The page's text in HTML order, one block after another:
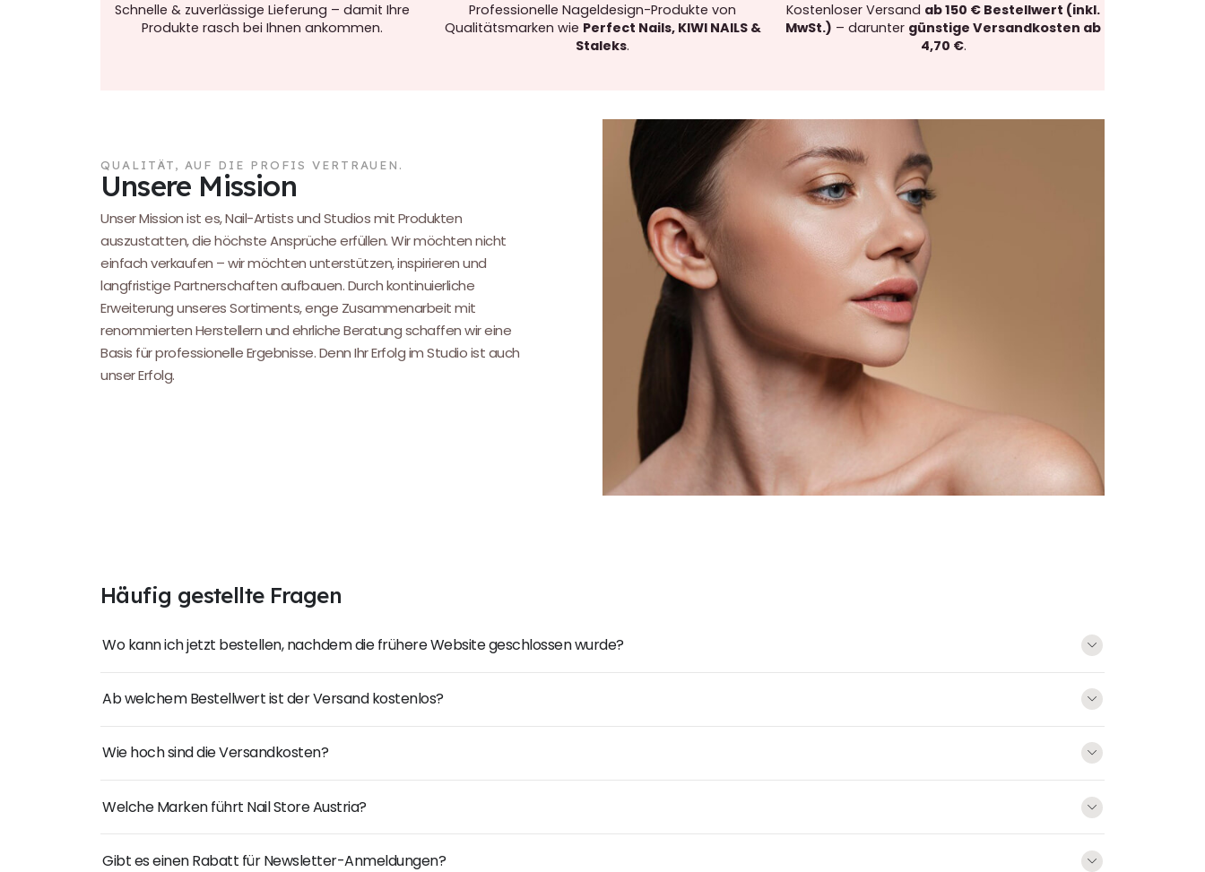
Schnelle & zuverlässige Lieferung – damit Ihre
Produkte rasch bei Ihnen ankommen.
Professionelle Nageldesign-Produkte von
Qualitätsmarken wie Perfect Nails, KIWI NAILS &
Staleks.
Kostenloser Versand ab 150 € Bestellwert (inkl.
MwSt.) – darunter günstige Versandkosten ab
4,70 €.
QUALITÄT, AUF DIE PROFIS VERTRAUEN.
Unsere Mission
Unser Mission ist es, Nail-Artists und Studios mit Produkten
auszustatten, die höchste Ansprüche erfüllen. Wir möchten nicht
einfach verkaufen – wir möchten unterstützen, inspirieren und
langfristige Partnerschaften aufbauen. Durch kontinuierliche
Erweiterung unseres Sortiments, enge Zusammenarbeit mit
renommierten Herstellern und ehrliche Beratung schaffen wir eine
Basis für professionelle Ergebnisse. Denn Ihr Erfolg im Studio ist auch
unser Erfolg.
Häufig gestellte Fragen
Wo kann ich jetzt bestellen, nachdem die frühere Website geschlossen wurde?
Ab welchem Bestellwert ist der Versand kostenlos?
Wie hoch sind die Versandkosten?
Welche Marken führt Nail Store Austria?
Gibt es einen Rabatt für Newsletter-Anmeldungen?